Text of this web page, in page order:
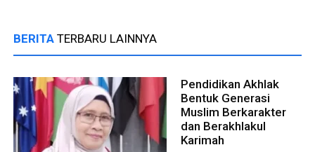
BERITA TERBARU LAINNYA
Pendidikan Akhlak
Bentuk Generasi
Muslim Berkarakter
dan Berakhlakul
Karimah